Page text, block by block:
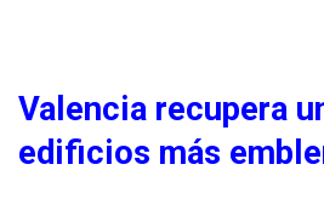
Valencia recupera
edificios más